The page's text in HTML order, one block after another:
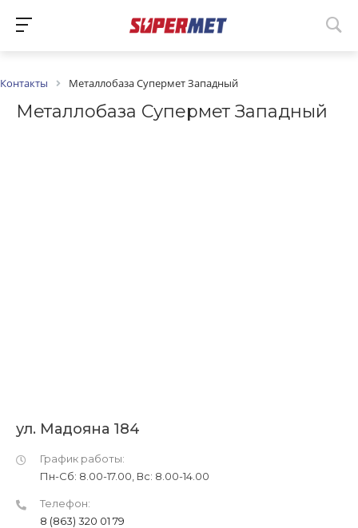
Контакты Металлобаза Супермет Западный
Металлобаза Супермет Западный
ул. Мадояна 184
График работы:
Пн-Сб: 8.00-17.00, Вс: 8.00-14.00
Телефон:
8 (863) 320 01 79